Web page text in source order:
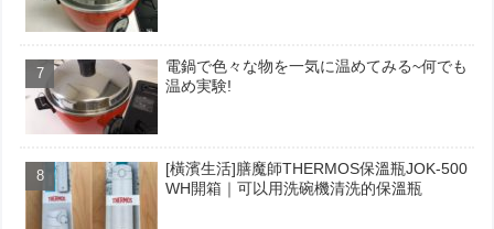
電鍋で色々な物を一気に温めてみる~何でも
温め実験!
[橫濱生活]膳魔師THERMOS保溫瓶JOK-500
WH開箱｜可以用洗碗機清洗的保溫瓶